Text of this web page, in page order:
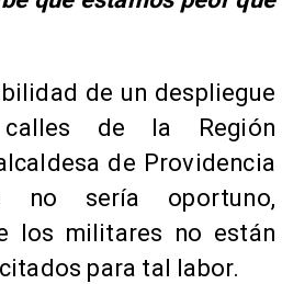
de un despliegue
de la Región
de Providencia
no sería oportuno,
los militares no están
para tal labor.